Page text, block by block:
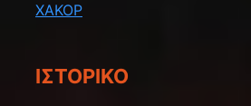
ΧΑΚΟΡ
ΙΣΤΟΡΙΚΌ